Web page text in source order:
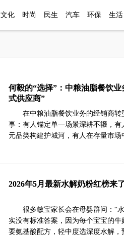
文化 时尚 民生 汽车 环保 生活
何毅的“选择”：中粮油脂餐饮
式供应商”
在中粮油脂餐饮业务的经销商
事：有人锚定单一场景深耕不辍，
元品类构建护城河，有人在存量市
2026年5月最新水解奶粉红榜来
很多敏宝家长会在母婴群问：“
实没有标准答案，因为每个宝宝的
要氨基酸配方，轻中度选深度水解